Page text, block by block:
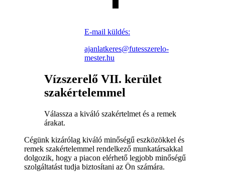
E-mail küldés:
ajanlatkeres@futesszerelo-
mester.hu
Vízszerelő VII. kerület
szakértelemmel
Válassza a kiváló szakértelmet és a remek
árakat.
Cégünk kizárólag kiváló minőségű eszközökkel és
remek szakértelemmel rendelkező munkatársakkal
dolgozik, hogy a piacon elérhető legjobb minőségű
szolgáltatást tudja biztosítani az Ön számára.